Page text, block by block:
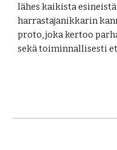
lähes kaikista
harrastajanikkarin
proto, joka kertoo
sekä toiminnallisesti